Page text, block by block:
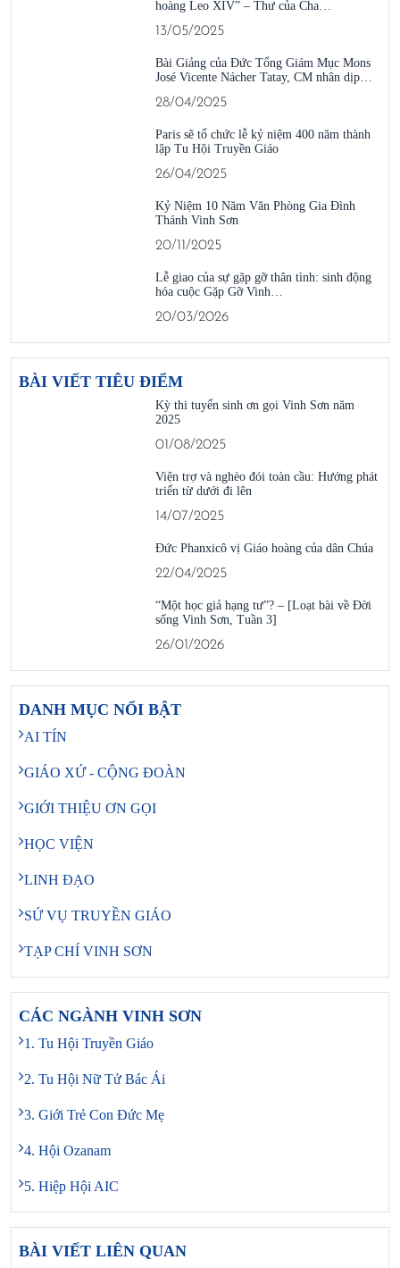
hoàng Leo XIV” – Thư của Cha…
13/05/2025
Bài Giảng của Đức Tổng Giám Mục Mons
José Vicente Nácher Tatay, CM nhân dịp…
28/04/2025
Paris sẽ tổ chức lễ kỷ niệm 400 năm thành
lập Tu Hội Truyền Giáo
26/04/2025
Kỷ Niệm 10 Năm Văn Phòng Gia Đình
Thánh Vinh Sơn
20/11/2025
Lễ giao của sự gặp gỡ thân tình: sinh động
hóa cuộc Gặp Gỡ Vinh…
20/03/2026
BÀI VIẾT TIÊU ĐIỂM
Kỳ thi tuyển sinh ơn gọi Vinh Sơn năm
2025
01/08/2025
Viện trợ và nghèo đói toàn cầu: Hướng phát
triển từ dưới đi lên
14/07/2025
Đức Phanxicô vị Giáo hoàng của dân Chúa
22/04/2025
“Một học giả hạng tư”? – [Loạt bài về Đời
sống Vinh Sơn, Tuần 3]
26/01/2026
DANH MỤC NỔI BẬT
AI TÍN
GIÁO XỨ - CỘNG ĐOÀN
GIỚI THIỆU ƠN GỌI
HỌC VIỆN
LINH ĐẠO
SỨ VỤ TRUYỀN GIÁO
TẠP CHÍ VINH SƠN
CÁC NGÀNH VINH SƠN
1. Tu Hội Truyền Giáo
2. Tu Hội Nữ Tử Bác Ái
3. Giới Trẻ Con Đức Mẹ
4. Hội Ozanam
5. Hiệp Hội AIC
BÀI VIẾT LIÊN QUAN